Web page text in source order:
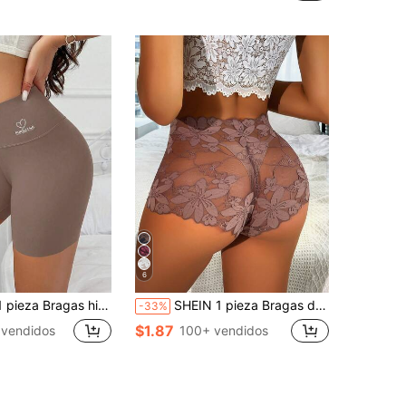
de cintura ancha de unicolor para mujer
6
-33% SHEIN 1 pieza Bragas de encaje sexy para mujer, bóxers románticos sencillos para mujer
$1.87 100+ vendidos